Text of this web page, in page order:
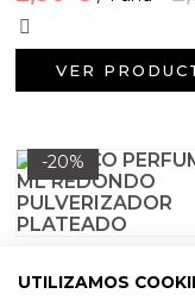
VER
-20%
redondo
UTILIZAMOS